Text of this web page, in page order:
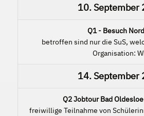
10. September
Q1 - Besuch
betroffen sind nur die SuS,
Organisation:
14. September
Q2 Jobtour Bad
freiwillige Teilnahme von